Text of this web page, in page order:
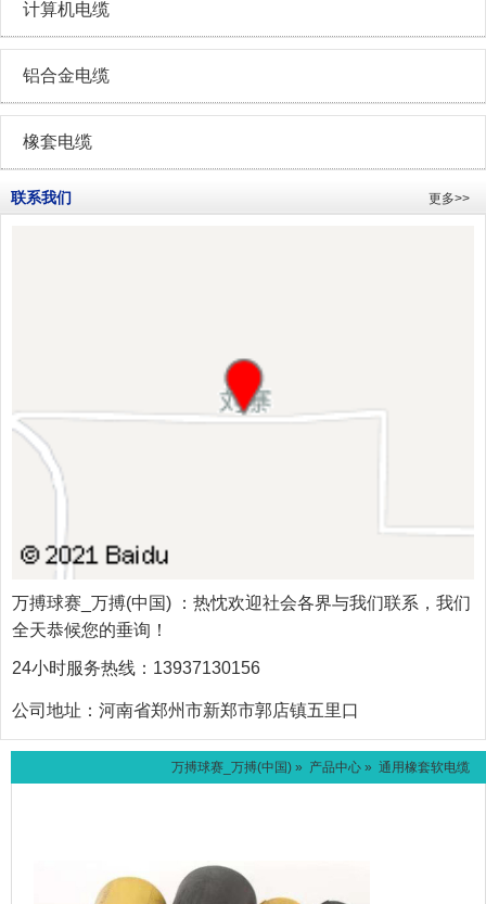
计算机电缆
铝合金电缆
橡套电缆
联系我们 更多>>
万搏球赛_万搏(中国)
：热忱欢迎社会各界与我们联系，我们
全天恭候您的垂询！
24小时服务热线： 13937130156
公司地址： 河南省郑州市新郑市郭店镇五里口
万搏球赛_万搏(中国) » 产品中心 » 通用橡套软电缆